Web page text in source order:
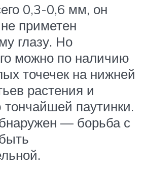
0,3-0,6 мм, он
приметен
глазу. Но
можно по наличию
точечек на нижней
растения и
тончайшей паутинки.
— борьба с